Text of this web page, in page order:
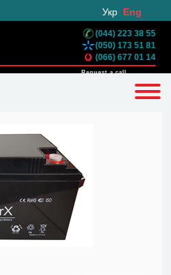
Укр Eng
(044) 223 38 55
(050) 173 51 81
(066) 677 01 14
Request a call